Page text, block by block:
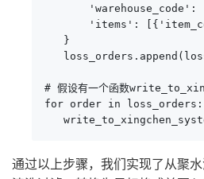
'warehouse_code':
'items':
   }
# 假设有一个函数
for order in loss_orders:
通过以上步骤，我们实现了从聚